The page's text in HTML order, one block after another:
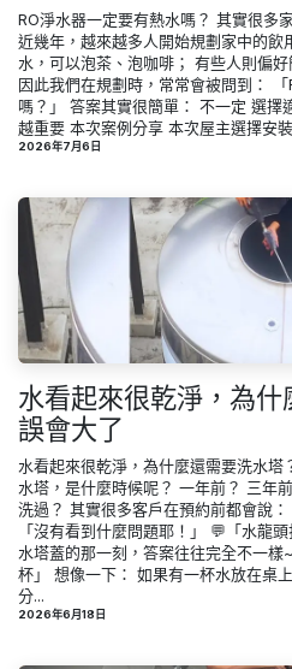
RO淨水器一定要有熱水嗎？ 其實很多
近幾年，越來越多人開始規劃家中的
水，可以泡茶、泡咖啡； 有些人則偏
因此我們在規劃時，常常會被問到：
嗎？」 答案其實很簡單： 不一定 選擇
越重要 本次案例分享 本次屋主選擇安
2026年7月6日
水看起來很乾淨，為什
誤會大了
水看起來很乾淨，為什麼還需要洗水
水塔，是什麼時候呢？ 一年前？ 三年
洗過？ 其實很多客戶在預約前都會說
「沒有看到什麼問題耶！」 💬「水龍
水塔蓋的那一刻，答案往往完全不一
杯」 想像一下： 如果有一杯水放在桌
分...
2026年6月18日